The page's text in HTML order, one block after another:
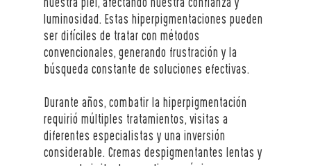
nuestra piel, afectando nuestra confianza y
luminosidad. Estas hiperpigmentaciones pueden
ser difíciles de tratar con métodos
convencionales, generando frustración y la
búsqueda constante de soluciones efectivas.
Durante años, combatir la hiperpigmentación
requirió múltiples tratamientos, visitas a
diferentes especialistas y una inversión
considerable. Cremas despigmentantes lentas y